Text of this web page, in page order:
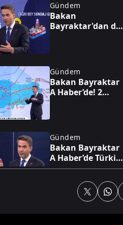
Gündem
Bakan
Bayraktar'dan dev
trilyon dolarlık
hazine
Gündem
Bakan Bayraktar
A Haber’de! 2
oyunu değiştiriyor
Gündem
Bakan Bayraktar
A Haber’de Türkiye
enerjide gücünü
Avrupa'nın gözü
Türk gazında
Yaya geçidinde